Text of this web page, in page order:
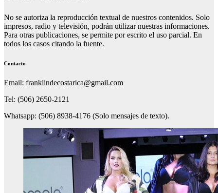
No se autoriza la reproducción textual de nuestros contenidos. Solo
impresos, radio y televisión, podrán utilizar nuestras informaciones.
Para otras publicaciones, se permite por escrito el uso parcial. En
todos los casos citando la fuente.
Contacto
Email: franklindecostarica@gmail.com
Tel: (506) 2650-2121
Whatsapp: (506) 8938-4176 (Solo mensajes de texto).